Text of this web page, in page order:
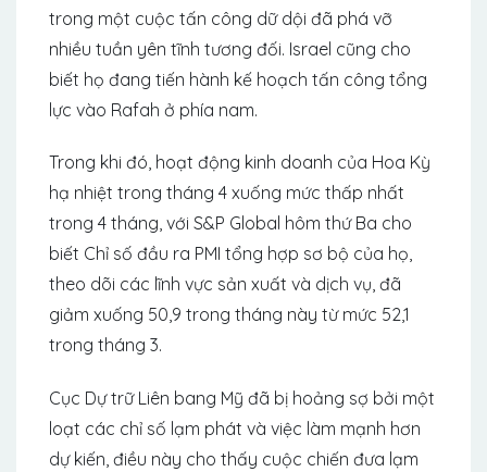
trong một cuộc tấn công dữ dội đã phá vỡ
nhiều tuần yên tĩnh tương đối. Israel cũng cho
biết họ đang tiến hành kế hoạch tấn công tổng
lực vào Rafah ở phía nam.
Trong khi đó, hoạt động kinh doanh của Hoa Kỳ
hạ nhiệt trong tháng 4 xuống mức thấp nhất
trong 4 tháng, với S&P Global hôm thứ Ba cho
biết Chỉ số đầu ra PMI tổng hợp sơ bộ của họ,
theo dõi các lĩnh vực sản xuất và dịch vụ, đã
giảm xuống 50,9 trong tháng này từ mức 52,1
trong tháng 3.
Cục Dự trữ Liên bang Mỹ đã bị hoảng sợ bởi một
loạt các chỉ số lạm phát và việc làm mạnh hơn
dự kiến, điều này cho thấy cuộc chiến đưa lạm